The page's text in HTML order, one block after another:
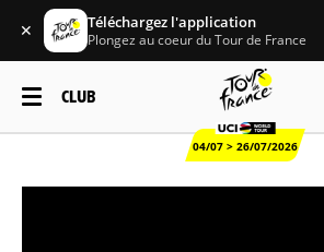
✕ Téléchargez l'application
Plongez au coeur du Tour de France
CLUB
04/07 > 26/07/2026